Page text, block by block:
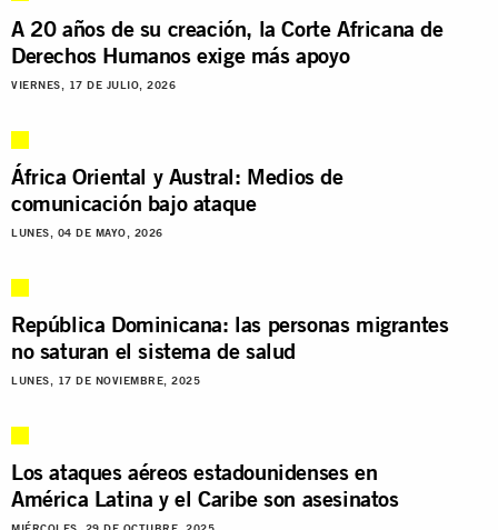
A 20 años de su creación, la Corte Africana de
Derechos Humanos exige más apoyo
VIERNES, 17 DE JULIO, 2026
África Oriental y Austral: Medios de
comunicación bajo ataque
LUNES, 04 DE MAYO, 2026
República Dominicana: las personas migrantes
no saturan el sistema de salud
LUNES, 17 DE NOVIEMBRE, 2025
Los ataques aéreos estadounidenses en
América Latina y el Caribe son asesinatos